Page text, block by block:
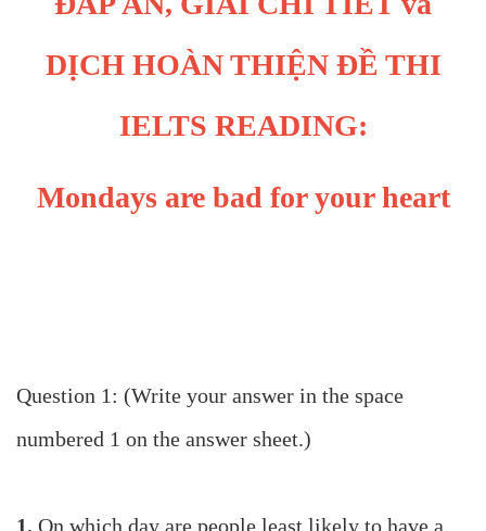
DỊCH HOÀN THIỆN ĐỀ THI
IELTS READING:
Mondays are bad for your heart
Question 1: (Write your answer in the space
numbered 1 on the answer sheet.)
1. On which day are people least likely to have a